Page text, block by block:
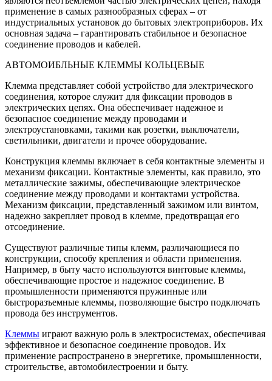
применение в самых разнообразных сферах – от
индустриальных установок до бытовых электроприборов. Их
основная задача – гарантировать стабильное и безопасное
соединение проводов и кабелей.
АВТОМОИБЛЬНЫЕ КЛЕММЫ КОЛЬЦЕВЫЕ
Клемма представляет собой устройство для электрического
соединения, которое служит для фиксации проводов в
электрических цепях. Она обеспечивает надежное и
безопасное соединение между проводами и
электроустановками, такими как розетки, выключатели,
светильники, двигатели и прочее оборудование.
Конструкция клеммы включает в себя контактные элементы и
механизм фиксации. Контактные элементы, как правило, это
металлические зажимы, обеспечивающие электрическое
соединение между проводами и контактами устройства.
Механизм фиксации, представленный зажимом или винтом,
надежно закрепляет провод в клемме, предотвращая его
отсоединение.
Существуют различные типы клемм, различающиеся по
конструкции, способу крепления и области применения.
Например, в быту часто используются винтовые клеммы,
обеспечивающие простое и надежное соединение. В
промышленности применяются пружинные или
быстроразъемные клеммы, позволяющие быстро подключать
провода без инструментов.
Клеммы играют важную роль в электросистемах, обеспечивая
эффективное и безопасное соединение проводов. Их
применение распространено в энергетике, промышленности,
строительстве, автомобилестроении и быту.